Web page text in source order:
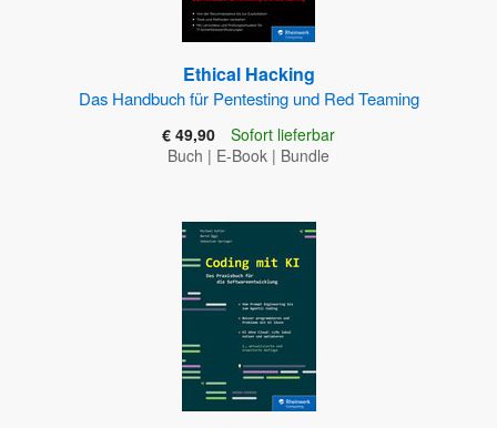
Ethical Hacking
Das Handbuch für Pentesting und Red Teaming
€ 49,90
Sofort lieferbar
Buch | E-Book | Bundle